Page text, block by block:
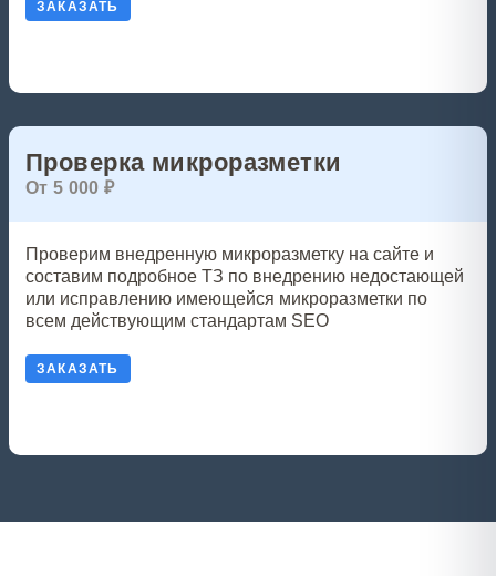
ЗАКАЗАТЬ
Проверка микроразметки
От 5 000 ₽
Проверим внедренную микроразметку на сайте и
составим подробное ТЗ по внедрению недостающей
или исправлению имеющейся микроразметки по
всем действующим стандартам SEO
ЗАКАЗАТЬ